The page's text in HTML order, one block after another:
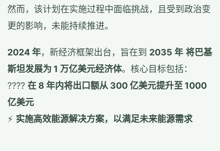
然而，该计划在实施过程中面临挑战，且受到政治变
更的影响，未能持续推进。
2024 年，新经济框架出台，旨在到 2035 年 将巴基
斯坦发展为 1 万亿美元经济体。核心目标包括：
???? 在 8 年内将出口额从 300 亿美元提升至 1000
亿美元
⚡ 实施高效能源解决方案，以满足未来能源需求